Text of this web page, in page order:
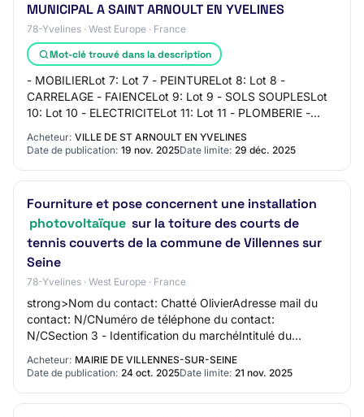
MUNICIPAL A SAINT ARNOULT EN YVELINES
78-Yvelines · West Europe · France
Mot-clé trouvé dans la description
- MOBILIERLot 7: Lot 7 - PEINTURELot 8: Lot 8 -
CARRELAGE - FAIENCELot 9: Lot 9 - SOLS SOUPLESLot
10: Lot 10 - ELECTRICITELot 11: Lot 11 - PLOMBERIE -
Acheteur: VILLE DE ST ARNOULT EN YVELINES
Date de publication: 19 nov. 2025Date limite: 29 déc. 2025
Fourniture et pose concernent une installation
photovoltaïque sur la toiture des courts de
tennis couverts de la commune de Villennes sur
Seine
78-Yvelines · West Europe · France
strong>Nom du contact: Chatté OlivierAdresse mail du
contact: N/CNuméro de téléphone du contact:
N/CSection 3 - Identification du marchéIntitulé du
Acheteur: MAIRIE DE VILLENNES-SUR-SEINE
Date de publication: 24 oct. 2025Date limite: 21 nov. 2025